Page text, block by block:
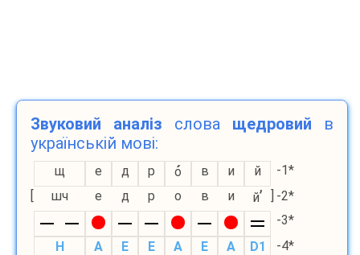
Звуковий аналіз слова щедровий в
українській мові:
щ е д р о в и й
-1*
[
шч е д р о в и й’ ] -2*
-3*
H
A E E A E A D1
-4*